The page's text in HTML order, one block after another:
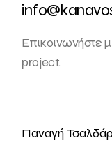
Επικοινωνήστε
project.
Παναγή